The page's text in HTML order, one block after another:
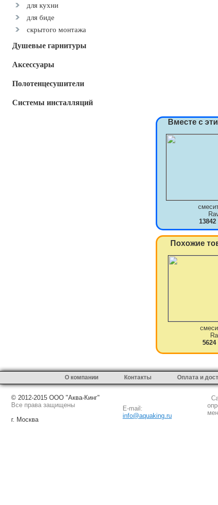
для кухни
для биде
скрытого монтажа
Душевые гарнитуры
Аксессуары
Полотенцесушители
Системы инсталляций
Вместе с
13842
Похожие
5624
О компании Контакты Оплата и
© 2012-2015 ООО "Аква-Кинг"
Все права защищены
г. Москва
E-mail:
info@aquaking.ru